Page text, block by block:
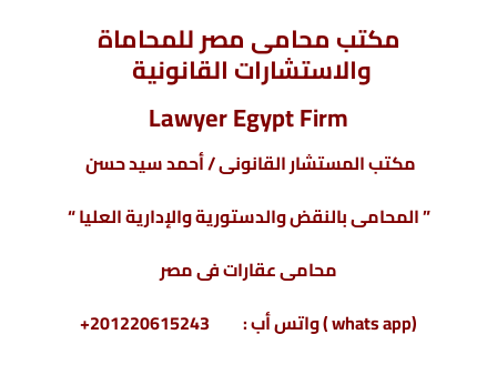
مكتب محامى مصر للمحاماة
والاستشارات القانونية
Lawyer Egypt Firm
مكتب المستشار القانونى / أحمد سيد حسن
” المحامى بالنقض والدستورية والإدارية العليا “
محامى عقارات فى مصر
(whats app ) واتس أب : 201220615243+